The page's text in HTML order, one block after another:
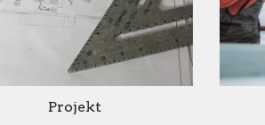
Projekt